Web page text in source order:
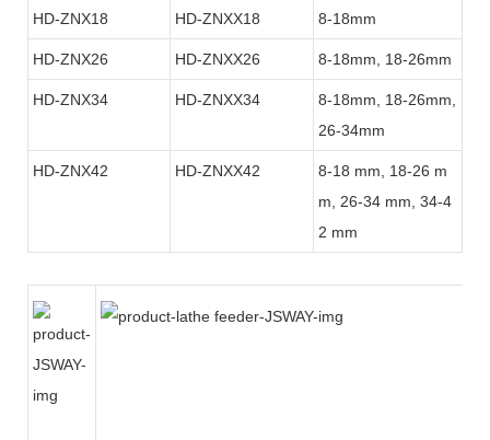
HD-ZNX18 HD-ZNXX18 8-18mm
HD-ZNX26 HD-ZNXX26 8-18mm, 18-26mm
HD-ZNX34 HD-ZNXX34
8-18mm, 18-26mm,
26-34mm
HD-ZNX42 HD-ZNXX42
8-18 mm, 18-26 m
m, 26-34 mm, 34-4
2 mm